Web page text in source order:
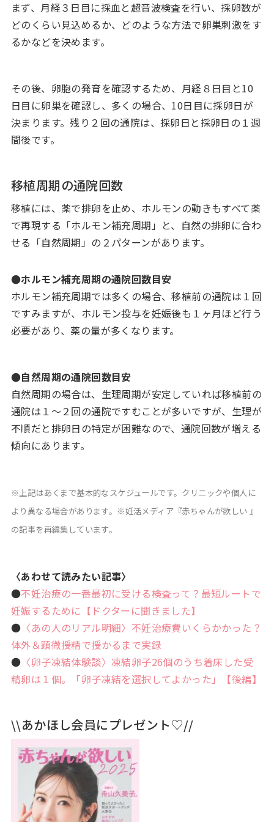
まず、月経３日目に採血と超音波検査を行い、採卵数が
どのくらい見込めるか、どのような方法で卵巣刺激をす
るかなどを決めます。
その後、卵胞の発育を確認するため、月経８日目と10
日目に卵巣を確認し、多くの場合、10日目に採卵日が
決まります。残り２回の通院は、採卵日と採卵日の１週
間後です。
移植周期の通院回数
移植には、薬で排卵を止め、ホルモンの動きもすべて薬
で再現する「ホルモン補充周期」と、自然の排卵に合わ
せる「自然周期」の２パターンがあります。
●ホルモン補充周期の通院回数目安
ホルモン補充周期では多くの場合、移植前の通院は１回
ですみますが、ホルモン投与を妊娠後も１ヶ月ほど行う
必要があり、薬の量が多くなります。
●自然周期の通院回数目安
自然周期の場合は、生理周期が安定していれば移植前の
通院は１～２回の通院ですむことが多いですが、生理が
不順だと排卵日の特定が困難なので、通院回数が増える
傾向にあります。
※上記はあくまで基本的なスケジュールです。クリニックや個人に
より異なる場合があります。※妊活メディア 『赤ちゃんが欲しい 』
の記事を再編集しています。
〈あわせて読みたい記事〉
●不妊治療の一番最初に受ける検査って？最短ルートで
妊娠するために【ドクターに聞きました】
● 〈あの人のリアル明細〉不妊治療費いくらかかった？
体外＆顕微授精で授かるまで実録
● 〈卵子凍結体験談〉凍結卵子26個のうち着床した受
精卵は１個。「卵子凍結を選択してよかった」【後編】
\\あかほし会員にプレゼント♡//